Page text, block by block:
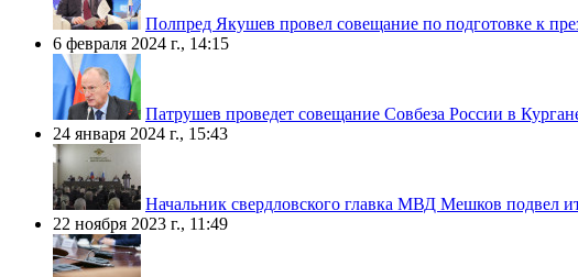
Полпред Якушев провел совещание по подготовке к
6 февраля 2024 г., 14:15
Патрушев проведет совещание Совбеза России в
24 января 2024 г., 15:43
Начальник свердловского главка МВД Мешков подвел
22 ноября 2023 г., 11:49